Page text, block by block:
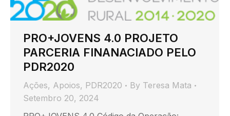
PRO+JOVENS 4.0 PROJETO
PARCERIA FINANACIADO PELO
PDR2020
Ações, Apoios, PDR2020 By Teresa Mata
Setembro 20, 2024